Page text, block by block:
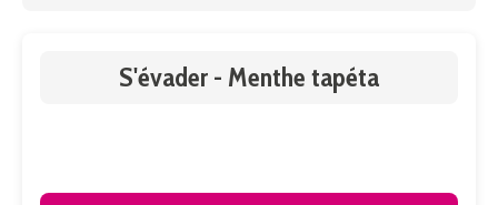
S'évader - Menthe tapéta